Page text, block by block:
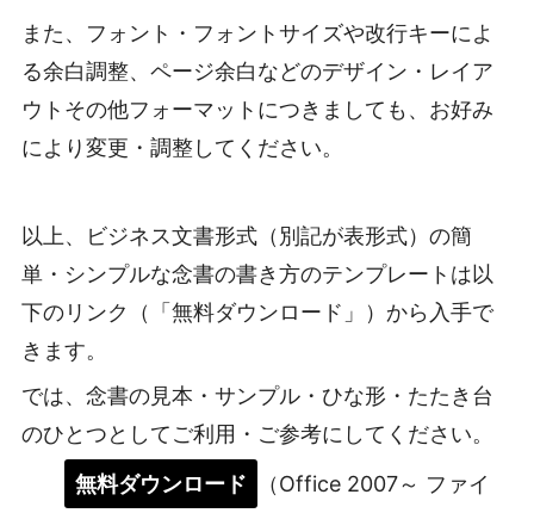
また、フォント・フォントサイズや改行キーによ
る余白調整、ページ余白などのデザイン・レイア
ウトその他フォーマットにつきましても、お好み
により変更・調整してください。
以上、ビジネス文書形式（別記が表形式）の簡
単・シンプルな念書の書き方のテンプレートは以
下のリンク（「無料ダウンロード」）から入手で
きます。
では、念書の見本・サンプル・ひな形・たたき台
のひとつとしてご利用・ご参考にしてください。
無料ダウンロード
（Office 2007～ ファイ